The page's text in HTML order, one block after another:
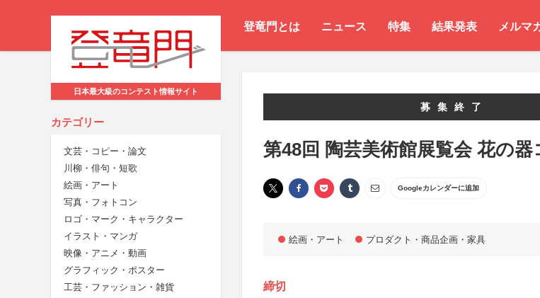
登竜門とは ニュース 特集 結果発表 メルマ
日本最大級のコンテスト情報サイト
カテゴリー
文芸・コピー・論文
川柳・俳句・短歌
絵画・アート
写真・フォトコン
ロゴ・マーク・キャラクター
イラスト・マンガ
映像・アニメ・動画
グラフィック・ポスター
工芸・ファッション・雑貨
募集終了
第48回 陶芸美術館展覧会 花の器
Googleカレンダーに追加
絵画・アート プロダクト・商品企画・家具
締切